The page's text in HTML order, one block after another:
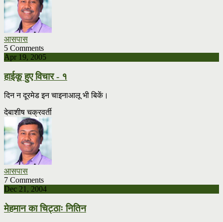
आसपास
5 Comments
Apr 19, 2005
हाईकू हुए विचार -‍ १
दिन न दूरमेड इन चाइनाआलू भी बिकें।
देबाशीष चक्रवर्ती
आसपास
7 Comments
Dec 21, 2004
मेहमान का चिट्ठाः नितिन